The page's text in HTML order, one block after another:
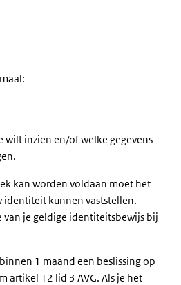
wilt inzien en/of welke gegevens
kan worden voldaan moet het
identiteit kunnen vaststellen.
van je geldige identiteitsbewijs bij
1 maand een beslissing op
artikel 12 lid 3 AVG. Als je het